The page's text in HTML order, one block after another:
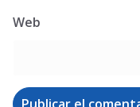
Web